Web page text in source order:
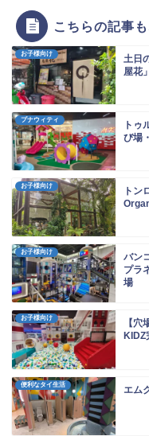
こちらの記事
お子様向け
土日
屋花」
プナウィティ
トゥ
び場
お子様向け
トン
お子様向け
バン
プラ
場
お子様向け
【
KIDZ
便利なタイ生活 エム